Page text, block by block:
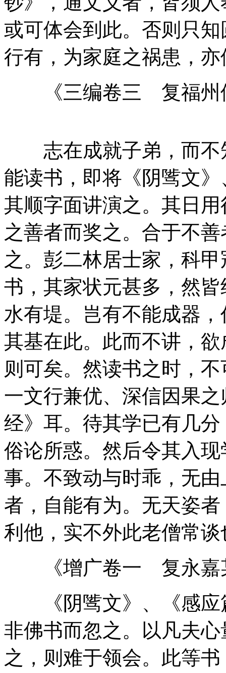
或可体会到此。否则只
行有，为家庭之祸患，
《三编卷三 复福州
志在成就子弟，而不
能读书，即将《阴骘文
其顺字面讲演之。其日
之善者而奖之。合于不
之。彭二林居士家，科
书，其家状元甚多，然
水有堤。岂有不能成器
其基在此。此而不讲，
则可矣。然读书之时，
一文行兼优、深信因果
经》耳。待其学已有几
俗论所惑。然后令其入
事。不致动与时乖，无
者，自能有为。无天姿
利他，实不外此老僧常谈
《增广卷一 复永嘉
《阴骘文》、《感应
非佛书而忽之。以凡夫
之，则难于领会。此等